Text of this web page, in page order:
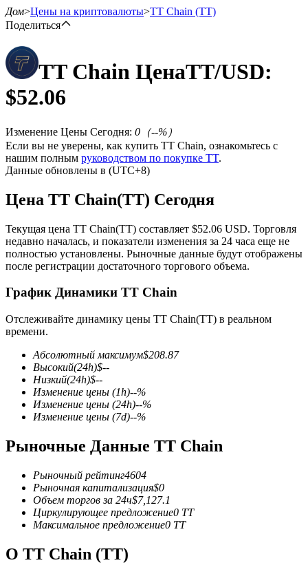
Фьючерсы
Фьючерсы с использованием USDT в качестве
обеспечения
Фьючерсы на COIN-M
Криптовалютные фьючерсы
TradFi
Деривативы на акции, форекс, драгоценные металлы и
сырьевые товары
Дом>Цены на криптовалюты>TT Chain (TT)
Поделиться
TT Chain ЦенаTT/USD:
$52.06
Изменение Цены Сегодня: 0 （--%）
Если вы не уверены, как купить TT Chain, ознакомьтесь с
нашим полным руководством по покупке TT.
Данные обновлены в (UTC+8)
Цена TT Chain(TT) Сегодня
Текущая цена TT Chain(TT) составляет $52.06 USD. Торговля
недавно началась, и показатели изменения за 24 часа еще не
полностью установлены. Рыночные данные будут отображены
после регистрации достаточного торгового объема.
График Динамики TT Chain
Отслеживайте динамику цены TT Chain(TT) в реальном
времени.
Абсолютный максимум$208.87
Высокий(24h)$--
Низкий(24h)$--
Изменение цены (1h)--%
Изменение цены (24h)--%
Изменение цены (7d)--%
Рыночные Данные TT Chain
Рыночный рейтинг4604
Рыночная капитализация$0
Объем торгов за 24ч$7,127.1
Циркулирующее предложение0 TT
Максимальное предложение0 TT
О TT Chain (TT)